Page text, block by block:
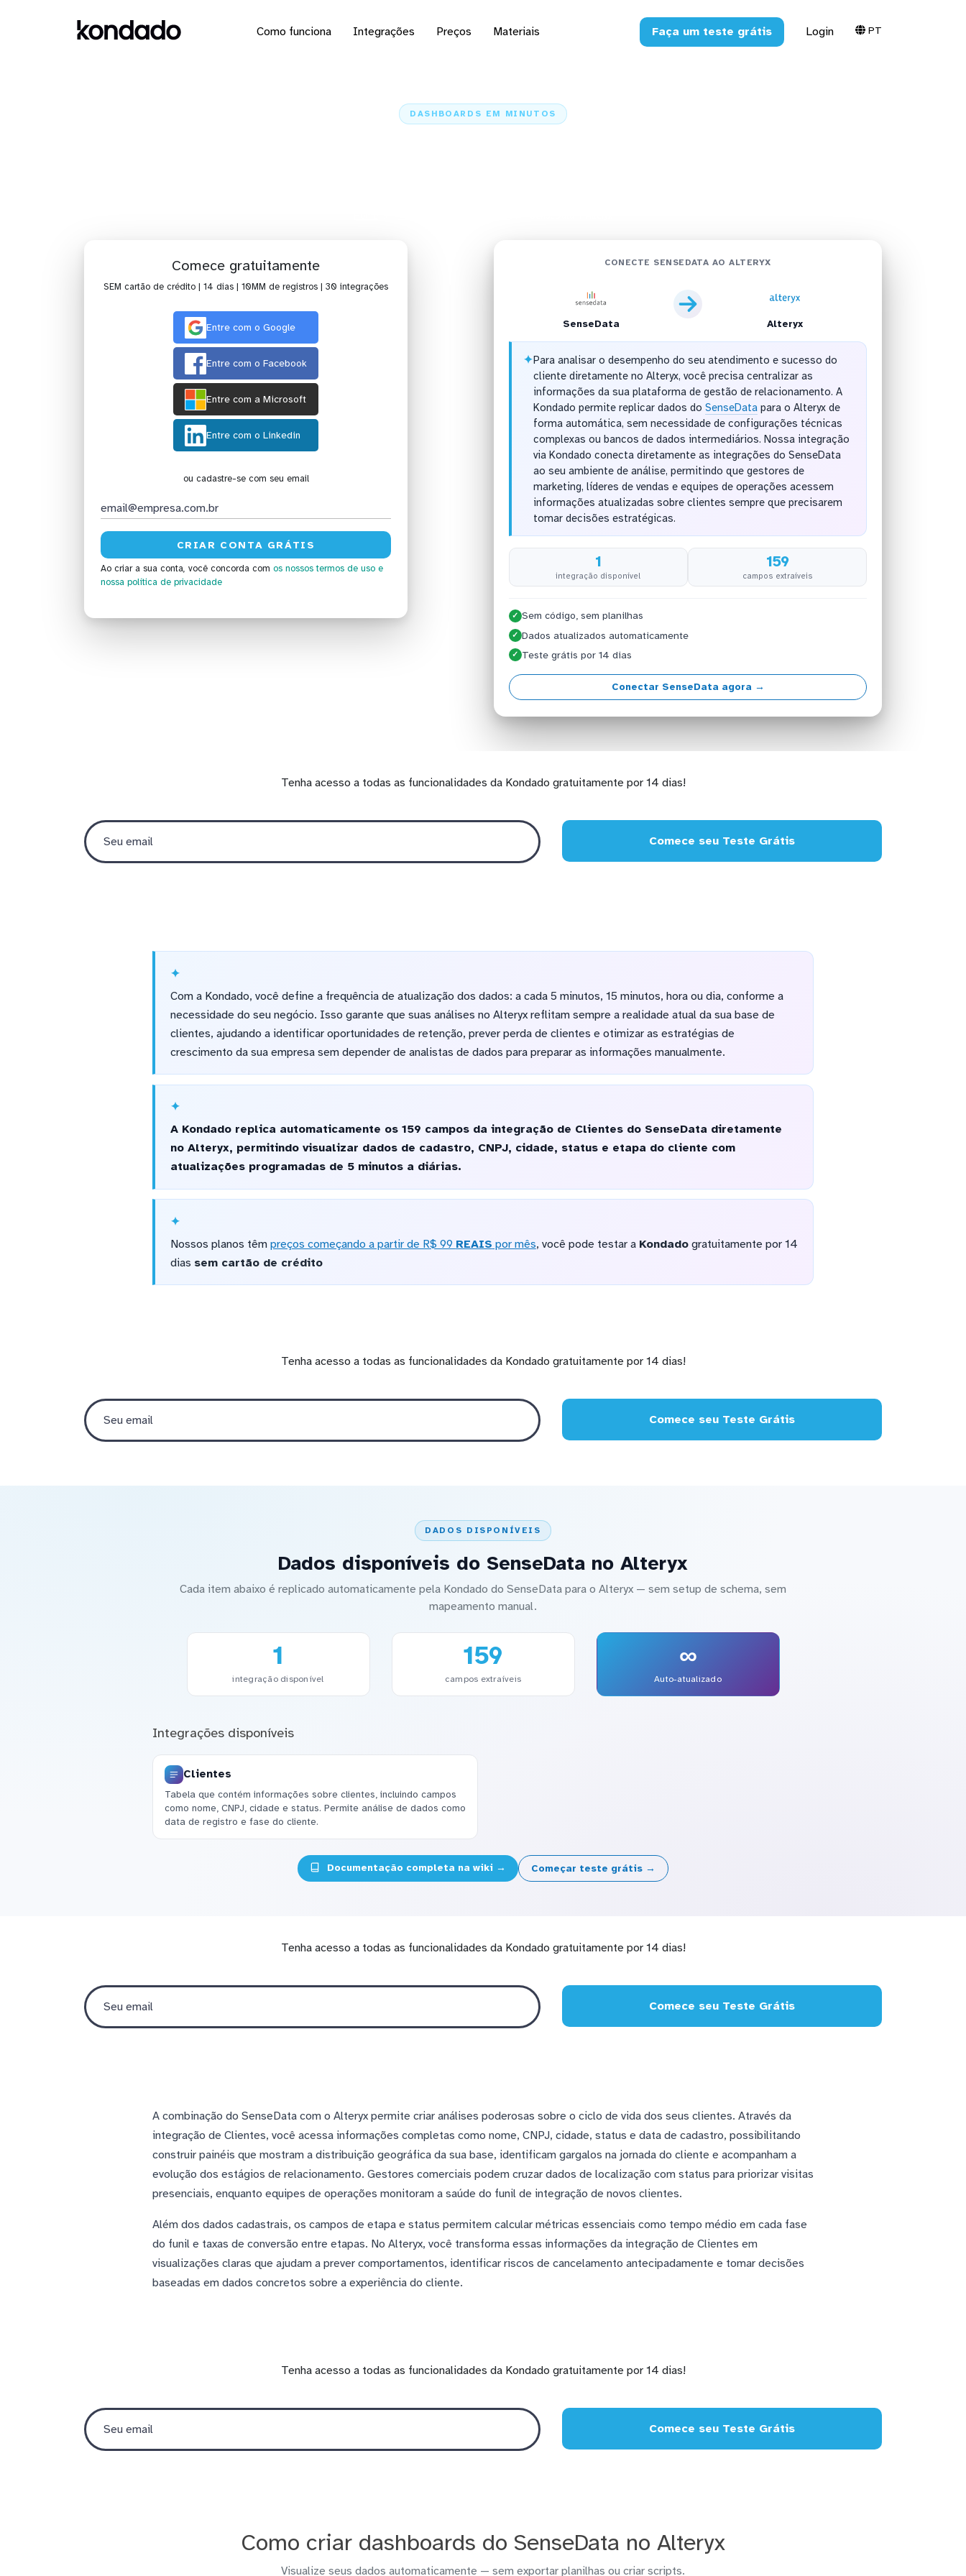
Como funciona Integrações Preços Materiais Faça um teste grátis Login PT
DASHBOARDS EM MINUTOS
Comece gratuitamente
SEM cartão de crédito | 14 dias | 10MM de registros | 30 integrações
Entre com o Google
Entre com o Facebook
Entre com a Microsoft
Entre com o Linkedin
ou cadastre-se com seu email
Ao criar a sua conta, você concorda com os nossos termos de uso e
nossa política de privacidade
CONECTE SENSEDATA AO ALTERYX
SenseData Alteryx
✦Para analisar o desempenho do seu atendimento e sucesso do
cliente diretamente no Alteryx, você precisa centralizar as
informações da sua plataforma de gestão de relacionamento. A
Kondado permite replicar dados do SenseDatapara o Alteryx de
forma automática, sem necessidade de configurações técnicas
complexas ou bancos de dados intermediários. Nossa integração
via Kondado conecta diretamente as integrações do SenseData
ao seu ambiente de análise, permitindo que gestores de
marketing, líderes de vendas e equipes de operações acessem
informações atualizadas sobre clientes sempre que precisarem
tomar decisões estratégicas.
1
integração disponível
159
campos extraíveis
✓ Sem código, sem planilhas
✓ Dados atualizados automaticamente
✓ Teste grátis por 14 dias
Conectar SenseData agora →
Tenha acesso a todas as funcionalidades da Kondado gratuitamente por 14 dias!
Comece seu Teste Grátis
Com a Kondado, você define a frequência de atualização dos dados: a cada 5 minutos, 15 minutos, hora ou dia, conforme a
necessidade do seu negócio. Isso garante que suas análises no Alteryx reflitam sempre a realidade atual da sua base de
clientes, ajudando a identificar oportunidades de retenção, prever perda de clientes e otimizar as estratégias de
crescimento da sua empresa sem depender de analistas de dados para preparar as informações manualmente.
A Kondado replica automaticamente os 159 campos da integração de Clientes do SenseData diretamente
no Alteryx, permitindo visualizar dados de cadastro, CNPJ, cidade, status e etapa do cliente com
atualizações programadas de 5 minutos a diárias.
Nossos planos têm preços começando a partir de R$ 99 REAIS por mês, você pode testar a Kondadogratuitamente por 14
dias sem cartão de crédito
Tenha acesso a todas as funcionalidades da Kondado gratuitamente por 14 dias!
Comece seu Teste Grátis
DADOS DISPONÍVEIS
Dados disponíveis do SenseData no Alteryx
Cada item abaixo é replicado automaticamente pela Kondado do SenseData para o Alteryx — sem setup de schema, sem
mapeamento manual.
1
integração disponível
159
campos extraíveis
∞
Auto-atualizado
Integrações disponíveis
Clientes
Tabela que contém informações sobre clientes, incluindo campos
como nome, CNPJ, cidade e status. Permite análise de dados como
data de registro e fase do cliente.
Documentação completa na wiki → Começar teste grátis →
Tenha acesso a todas as funcionalidades da Kondado gratuitamente por 14 dias!
Comece seu Teste Grátis
A combinação do SenseData com o Alteryx permite criar análises poderosas sobre o ciclo de vida dos seus clientes. Através da
integração de Clientes, você acessa informações completas como nome, CNPJ, cidade, status e data de cadastro, possibilitando
construir painéis que mostram a distribuição geográfica da sua base, identificam gargalos na jornada do cliente e acompanham a
evolução dos estágios de relacionamento. Gestores comerciais podem cruzar dados de localização com status para priorizar visitas
presenciais, enquanto equipes de operações monitoram a saúde do funil de integração de novos clientes.
Além dos dados cadastrais, os campos de etapa e status permitem calcular métricas essenciais como tempo médio em cada fase
do funil e taxas de conversão entre etapas. No Alteryx, você transforma essas informações da integração de Clientes em
visualizações claras que ajudam a prever comportamentos, identificar riscos de cancelamento antecipadamente e tomar decisões
baseadas em dados concretos sobre a experiência do cliente.
Tenha acesso a todas as funcionalidades da Kondado gratuitamente por 14 dias!
Comece seu Teste Grátis
Como criar dashboards do SenseData no Alteryx
Visualize seus dados automaticamente — sem exportar planilhas ou criar scripts.